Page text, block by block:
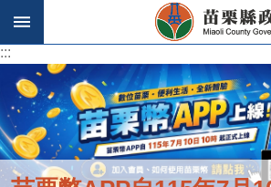
跳到主要內容區塊
:::